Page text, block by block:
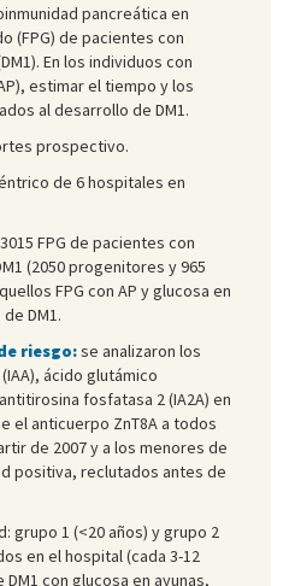
pancreática en
(FPG) de pacientes con
En los individuos con
estimar el tiempo y los
al desarrollo de DM1.
prospectivo.
de 6 hospitales en
3015 FPG de pacientes con
(2050 progenitores y 965
FPG con AP y glucosa en
DM1.
riesgo:se analizaron los
ácido glutámico
fosfatasa 2 (IA2A) en
el anticuerpo ZnT8A a todos
de 2007 y a los menores de
positiva, reclutados antes de
grupo 1 (<20 años) y grupo 2
en el hospital (cada 3-12
con glucosa en ayunas,